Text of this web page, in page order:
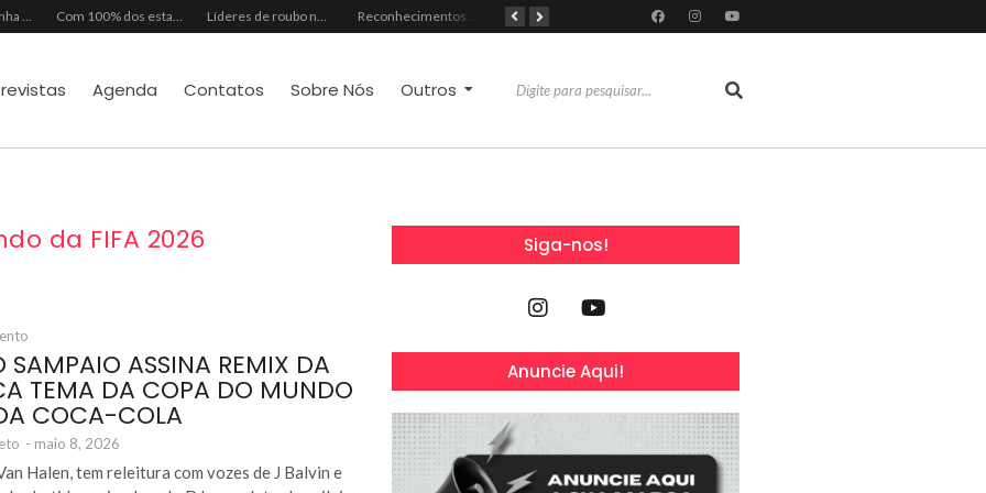
Mês dos Pais ganha programação especial com atrações gratuitas para toda a família no Shopping Maranguape Com 100% dos estandes comercializados, Feira Regional da Beleza reunirá mais de 500 marcas no Centro de Eventos do CE em outubro Líderes de roubo no país, Chevrolet Ônix e Prisma, Hyundai HB20 e Ford Ka enfrentam escassez de peças originais Reconhecimentos consolidam legado do Grupo Raymundo da Fonte ao completar 80 anos
Agenda Contatos Sobre Nós Outros
da FIFA 2026
SAMPAIO ASSINA REMIX DA
TEMA DA COPA DO MUNDO
COCA-COLA
- maio 8, 2026
Van Halen, tem releitura com vozes de J Balvin e
Siga-nos!
Anuncie Aqui!